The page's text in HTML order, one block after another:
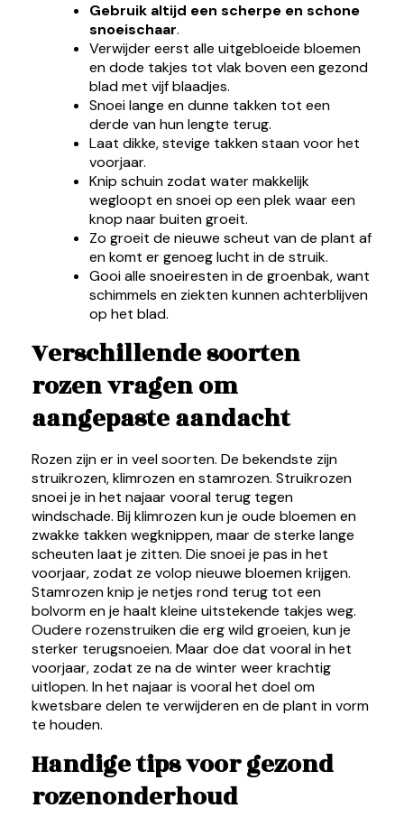
Gebruik altijd een scherpe en schone
snoeischaar.
Verwijder eerst alle uitgebloeide bloemen
en dode takjes tot vlak boven een gezond
blad met vijf blaadjes.
Snoei lange en dunne takken tot een
derde van hun lengte terug.
Laat dikke, stevige takken staan voor het
voorjaar.
Knip schuin zodat water makkelijk
wegloopt en snoei op een plek waar een
knop naar buiten groeit.
Zo groeit de nieuwe scheut van de plant af
en komt er genoeg lucht in de struik.
Gooi alle snoeiresten in de groenbak, want
schimmels en ziekten kunnen achterblijven
op het blad.
Verschillende soorten
rozen vragen om
aangepaste aandacht
Rozen zijn er in veel soorten. De bekendste zijn
struikrozen, klimrozen en stamrozen. Struikrozen
snoei je in het najaar vooral terug tegen
windschade. Bij klimrozen kun je oude bloemen en
zwakke takken wegknippen, maar de sterke lange
scheuten laat je zitten. Die snoei je pas in het
voorjaar, zodat ze volop nieuwe bloemen krijgen.
Stamrozen knip je netjes rond terug tot een
bolvorm en je haalt kleine uitstekende takjes weg.
Oudere rozenstruiken die erg wild groeien, kun je
sterker terugsnoeien. Maar doe dat vooral in het
voorjaar, zodat ze na de winter weer krachtig
uitlopen. In het najaar is vooral het doel om
kwetsbare delen te verwijderen en de plant in vorm
te houden.
Handige tips voor gezond
rozenonderhoud